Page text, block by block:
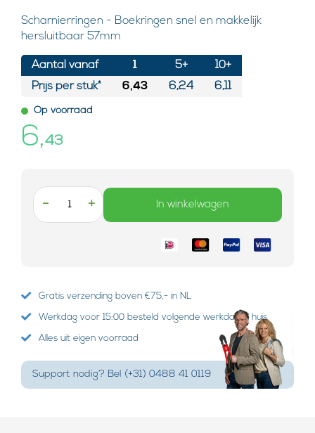
Scharnierringen - Boekringen snel en makkelijk
hersluitbaar 57mm
Aantal vanaf
Prijs per stuk*
1
6,43
5+
6,24
10+
6,11
Op voorraad
6,43
- + In winkelwagen
Gratis verzending boven €75,- in NL
Werkdag voor 15:00 besteld volgende werkdag in huis
Alles uit eigen voorraad
Support nodig? Bel (+31) 0488 41 0119